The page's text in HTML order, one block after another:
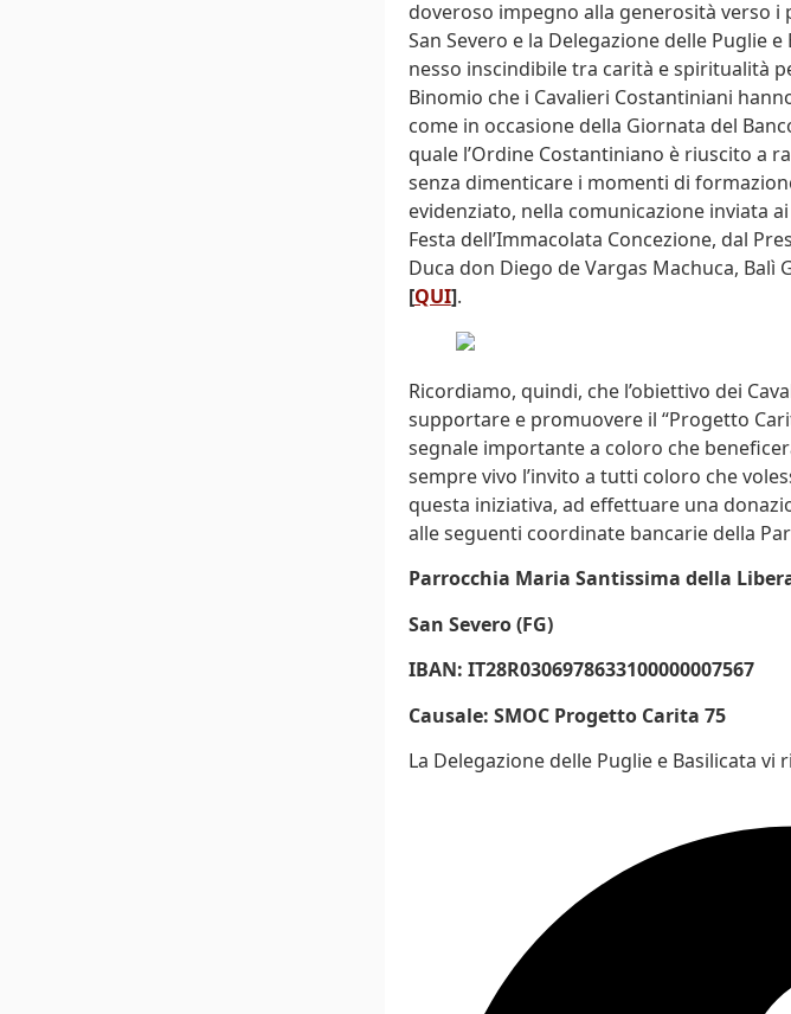
doveroso impegno alla generosità verso i
San Severo e la Delegazione delle Puglie
nesso inscindibile tra carità e spiritualità
Binomio che i Cavalieri Costantiniani
come in occasione della Giornata del
quale l’Ordine Costantiniano è riuscito a
senza dimenticare i momenti di
evidenziato, nella comunicazione inviata
Festa dell’Immacolata Concezione, dal
Duca don Diego de Vargas Machuca, Balì
[QUI].
Ricordiamo, quindi, che l’obiettivo dei
supportare e promuovere il “Progetto
segnale importante a coloro che
sempre vivo l’invito a tutti coloro che
questa iniziativa, ad effettuare una
alle seguenti coordinate bancarie della
Parrocchia Maria Santissima della
San Severo (FG)
IBAN: IT28R0306978633100000007567
Causale: SMOC Progetto Carita 75
La Delegazione delle Puglie e Basilicata